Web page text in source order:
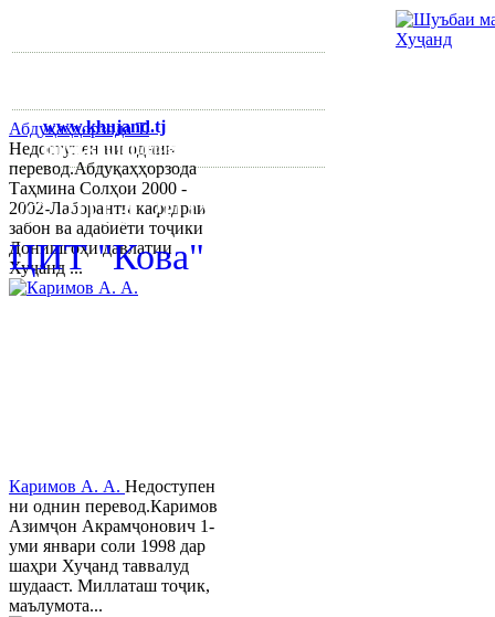
Абдуқаҳҳорзода Т.
Недоступен ни однин
перевод.Абдуқаҳҳорзода
Таҳмина Солҳои 2000 -
2002-Лаборанти кафедраи
забон ва адабиёти тоҷики
Донишгоҳи давлатии
Хуҷанд ...
Каримов А. А. Недоступен
ни однин перевод.Каримов
Азимҷон Акрамҷонович 1-
уми январи соли 1998 дар
шаҳри Хуҷанд таввалуд
шудааст. Миллаташ тоҷик,
маълумота...
www.khujand.tj
mihd.khujand@gmail.com
© 2013-2018 Разработчик и
ЦИТ "Кова"